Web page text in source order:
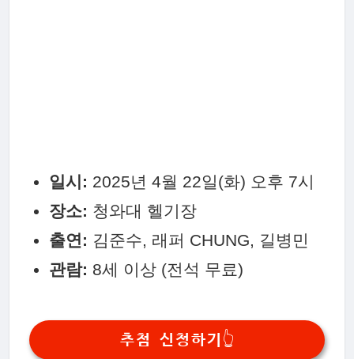
일시: 2025년 4월 22일(화) 오후 7시
장소: 청와대 헬기장
출연: 김준수, 래퍼 CHUNG, 길병민
관람: 8세 이상 (전석 무료)
추첨 신청하기👆